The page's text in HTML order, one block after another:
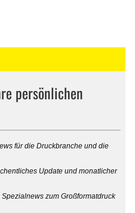
persönlichen
für die Druckbranche und die
Update und monatlicher
Spezialnews zum Großformatdruck